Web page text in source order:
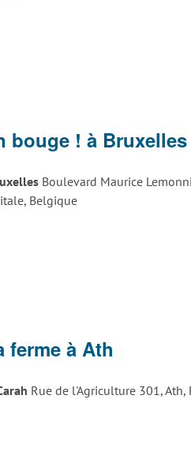
bouge ! à Bruxelles
Boulevard Maurice
Belgique
ferme à Ath
Rue de l'Agriculture 301, Ath,